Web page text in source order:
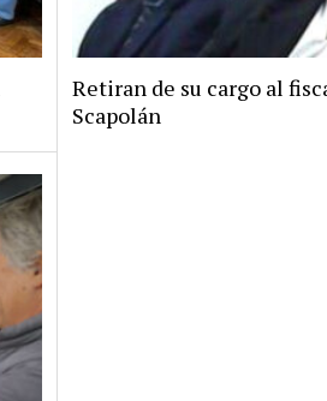
Retiran de su cargo al
Scapolán